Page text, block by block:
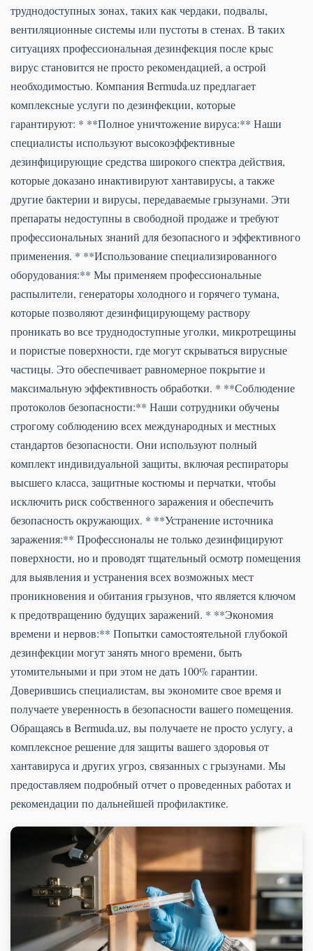
труднодоступных зонах, таких как чердаки, подвалы,
вентиляционные системы или пустоты в стенах. В таких
ситуациях профессиональная дезинфекция после крыс
вирус становится не просто рекомендацией, а острой
необходимостью. Компания Bermuda.uz предлагает
комплексные услуги по дезинфекции, которые
гарантируют: * **Полное уничтожение вируса:** Наши
специалисты используют высокоэффективные
дезинфицирующие средства широкого спектра действия,
которые доказано инактивируют хантавирусы, а также
другие бактерии и вирусы, передаваемые грызунами. Эти
препараты недоступны в свободной продаже и требуют
профессиональных знаний для безопасного и эффективного
применения. * **Использование специализированного
оборудования:** Мы применяем профессиональные
распылители, генераторы холодного и горячего тумана,
которые позволяют дезинфицирующему раствору
проникать во все труднодоступные уголки, микротрещины
и пористые поверхности, где могут скрываться вирусные
частицы. Это обеспечивает равномерное покрытие и
максимальную эффективность обработки. * **Соблюдение
протоколов безопасности:** Наши сотрудники обучены
строгому соблюдению всех международных и местных
стандартов безопасности. Они используют полный
комплект индивидуальной защиты, включая респираторы
высшего класса, защитные костюмы и перчатки, чтобы
исключить риск собственного заражения и обеспечить
безопасность окружающих. * **Устранение источника
заражения:** Профессионалы не только дезинфицируют
поверхности, но и проводят тщательный осмотр помещения
для выявления и устранения всех возможных мест
проникновения и обитания грызунов, что является ключом
к предотвращению будущих заражений. * **Экономия
времени и нервов:** Попытки самостоятельной глубокой
дезинфекции могут занять много времени, быть
утомительными и при этом не дать 100% гарантии.
Доверившись специалистам, вы экономите свое время и
получаете уверенность в безопасности вашего помещения.
Обращаясь в Bermuda.uz, вы получаете не просто услугу, а
комплексное решение для защиты вашего здоровья от
хантавируса и других угроз, связанных с грызунами. Мы
предоставляем подробный отчет о проведенных работах и
рекомендации по дальнейшей профилактике.